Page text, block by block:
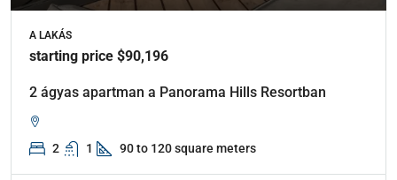
A LAKÁS
starting price $90,196
2 ágyas apartman a Panorama Hills Resortban
2 1 90 to 120 square meters